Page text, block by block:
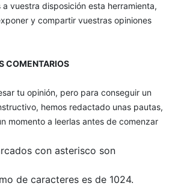
a vuestra disposición esta herramienta,
y compartir vuestras opiniones
COMENTARIOS
tu opinión, pero para conseguir un
hemos redactado unas pautas,
momento a leerlas antes de comenzar
con asterisco son
de caracteres es de 1024.